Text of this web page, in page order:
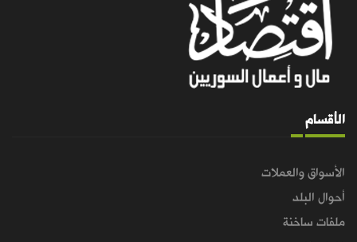
الأقسام
الأسواق والعملات
أحوال البلد
ملفات ساخنة